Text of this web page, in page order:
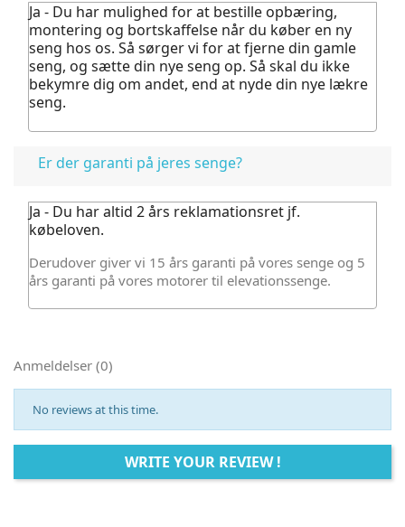
Ja - Du har mulighed for at bestille opbæring,
montering og bortskaffelse når du køber en ny
seng hos os. Så sørger vi for at fjerne din gamle
seng, og sætte din nye seng op. Så skal du ikke
bekymre dig om andet, end at nyde din nye lækre
seng.
Er der garanti på jeres senge?
Ja - Du har altid 2 års reklamationsret jf.
købeloven.
Derudover giver vi 15 års garanti på vores senge og 5
års garanti på vores motorer til elevationssenge.
Anmeldelser (0)
No reviews at this time.
WRITE YOUR REVIEW !